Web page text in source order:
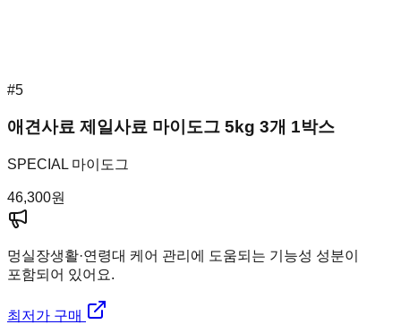
#5
애견사료 제일사료 마이도그 5kg 3개 1박스
SPECIAL 마이도그
46,300원
멍실장생활·연령대 케어 관리에 도움되는 기능성 성분이
포함되어 있어요.
최저가 구매